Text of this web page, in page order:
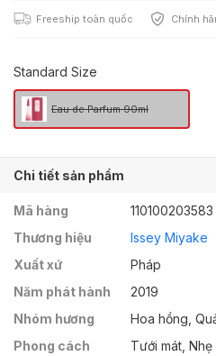
Freeship toàn quốc Chính
Standard Size
Eau de Parfum 90ml
Chi tiết sản phẩm
Mã hàng
110100203583
Thương hiệu
Issey Miyake
Xuất xứ
Pháp
Năm phát hành
2019
Nhóm hương
Hoa hồng,
Phong cách
Tưới mát,